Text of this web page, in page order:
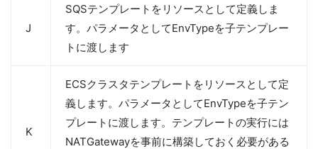
J
SQSテンプレートをリソースとして定義しま
す。パラメータとしてEnvTypeを子テンプレー
トに渡します
K
ECSクラスタテンプレートをリソースとして定
義します。パラメータとしてEnvTypeを子テン
プレートに渡します。テンプレートの実行には
NATGatewayを事前に構築しておく必要がある